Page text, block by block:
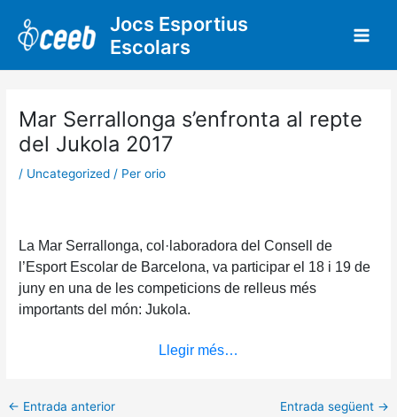
contingut
Jocs Esportius
Escolars
Mar Serrallonga s’enfronta al repte
del Jukola 2017
/ Uncategorized / Per orio
La Mar Serrallonga, col·laboradora del Consell de
l’Esport Escolar de Barcelona, va participar el 18 i 19 de
juny en una de les competicions de relleus més
importants del món: Jukola.
Llegir més…
← Entrada anterior Entrada següent →